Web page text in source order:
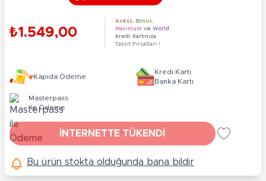
₺1.549,00
Axess Bonus
Maximum ve World
Kredi Kartınıza
Taksit Fırsatları !
Kapıda Ödeme
Kredi Kartı
Banka Kartı
Masterpass
ile Ödeme
İNTERNETTE TÜKENDİ
Bu ürün stokta olduğunda bana bildir